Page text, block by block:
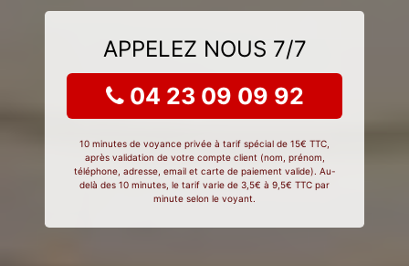
APPELEZ NOUS 7/7
04 23 09 09 92
10 minutes de voyance privée à tarif spécial de 15€ TTC,
après validation de votre compte client (nom, prénom,
téléphone, adresse, email et carte de paiement valide). Au-
delà des 10 minutes, le tarif varie de 3,5€ à 9,5€ TTC par
minute selon le voyant.